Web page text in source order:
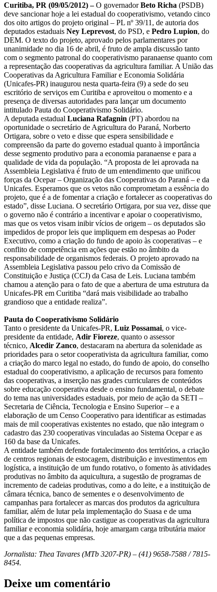
Curitiba, PR (09/05/2012) –O governadorBeto Richa (PSDB)
deve sancionar hoje a lei estadual do cooperativismo, vetando cinco
dos oito artigos do projeto original – PL nº 39/11, de autoria dos
deputados estaduais Ney Leprevost, do PSD, e Pedro Lupion, do
DEM. O texto do projeto, aprovado pelos parlamentares por
unanimidade no dia 16 de abril, é fruto de ampla discussão tanto
com o segmento patronal do cooperativismo paranaense quanto com
a representação das cooperativas da agricultura familiar. A União das
Cooperativas da Agricultura Familiar e Economia Solidária
(Unicafes-PR) inaugurou nesta quarta-feira (9) a sede do seu
escritório de serviços em Curitiba e aproveitou o momento e a
presença de diversas autoridades para lançar um documento
intitulado Pauta do Cooperativismo Solidário.
A deputada estadual Luciana Rafagnin (PT) abordou na
oportunidade o secretário de Agricultura do Paraná, Norberto
Ortigara, sobre o veto e disse que espera sensibilidade e
compreensão da parte do governo estadual quanto à importância
desse segmento produtivo para a economia paranaense e para a
qualidade de vida da população. “A proposta de lei aprovada na
Assembleia Legislativa é fruto de um entendimento que unificou
forças da Ocepar – Organização das Cooperativas do Paraná – e da
Unicafes. Esperamos que os vetos não comprometam a essência do
projeto, que é a de fomentar a criação e fortalecer as cooperativas do
estado”, disse Luciana. O secretário Ortigara, por sua vez, disse que
o governo não é contrário a incentivar e apoiar o cooperativismo,
mas que os vetos visam inibir vícios de origem – os deputados são
impedidos de propor leis que impliquem em despesas ao Poder
Executivo, como a criação do fundo de apoio às cooperativas – e
conflito de competência em ações que estão no âmbito da
responsabilidade de organismos federais. O projeto aprovado na
Assembleia Legislativa passou pelo crivo da Comissão de
Constituição e Justiça (CCJ) da Casa de Leis. Luciana também
chamou a atenção para o fato de que a abertura de uma estrutura da
Unicafes-PR em Curitiba “dará mais visibilidade ao trabalho
grandioso que a entidade realiza”.
Pauta do Cooperativismo Solidário
Tanto o presidente da Unicafes-PR, Luiz Possamai, o vice-
presidente da entidade, Adir Fioreze, quanto o assessor
técnico, Alcedir Zanco, destacaram na abertura da solenidade as
prioridades para o setor cooperativista da agricultura familiar, como
a criação do marco legal no estado, do fundo de apoio, do conselho
estadual do cooperativismo, a aplicação de recursos para fomento
das cooperativas, a inserção nas grades curriculares de conteúdos
sobre educação cooperativa desde o ensino fundamental, o debate
do tema nas universidades estaduais, por meio de ação da SETI –
Secretaria de Ciência, Tecnologia e Ensino Superior – e a
elaboração de um Censo Cooperativo para identificar as estimadas
mais de mil cooperativas existentes no estado, que não integram o
cadastro das 230 cooperativas vinculadas ao Sistema Ocepar e as
160 da base da Unicafes.
A entidade também defende fortalecimento dos territórios, a criação
de centros regionais de estocagem, distribuição e investimentos em
logística, a instituição de um fundo rotativo, o fomento às atividades
produtivas no âmbito da aquicultura, a sugestão de programas de
incremento de cadeias produtivas, como a do leite, e a instituição de
câmara técnica, banco de sementes e o desenvolvimento de
campanhas para fortalecer as marcas dos produtos da agricultura
familiar, além de lutar pela implementação do Suasa e de uma
política de impostos que não castigue as cooperativas da agricultura
familiar e economia solidária, hoje amargam carga tributária maior
que a das pequenas empresas.
Jornalista: Thea Tavares (MTb 3207-PR) – (41) 9658-7588 / 7815-
8454.
Deixe um comentário